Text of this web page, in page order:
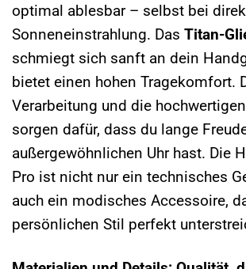
optimal ablesbar – selbst bei
Sonneneinstrahlung. Das Titan-
schmiegt sich sanft an dein
bietet einen hohen Tragekomfort.
Verarbeitung und die
sorgen dafür, dass du lange
außergewöhnlichen Uhr hast. Die
Pro ist nicht nur ein technisches
auch ein modisches Accessoire,
persönlichen Stil perfekt